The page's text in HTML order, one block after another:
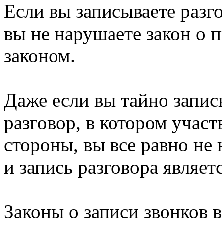
Если вы записываете
вы не нарушаете закон о
законом.
Даже если вы тайно
разговор, в котором
стороны, вы все равно не
и запись разговора
Законы о записи звонков